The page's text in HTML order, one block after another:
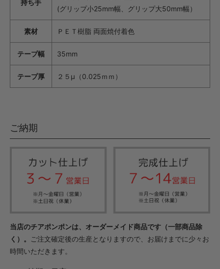
持ち手
(グリップ小25mm幅、グリップ大50mm幅）
素材 ＰＥＴ樹脂 両面焼付着色
テープ幅 35mm
テープ厚 ２５μ（0.025ｍｍ）
ご納期
当店のチアポンポンは、オーダーメイド商品です（一部商品除
く）。
ご注文確定後の生産となりますので、お届けまでに少々お
時間いただきます。